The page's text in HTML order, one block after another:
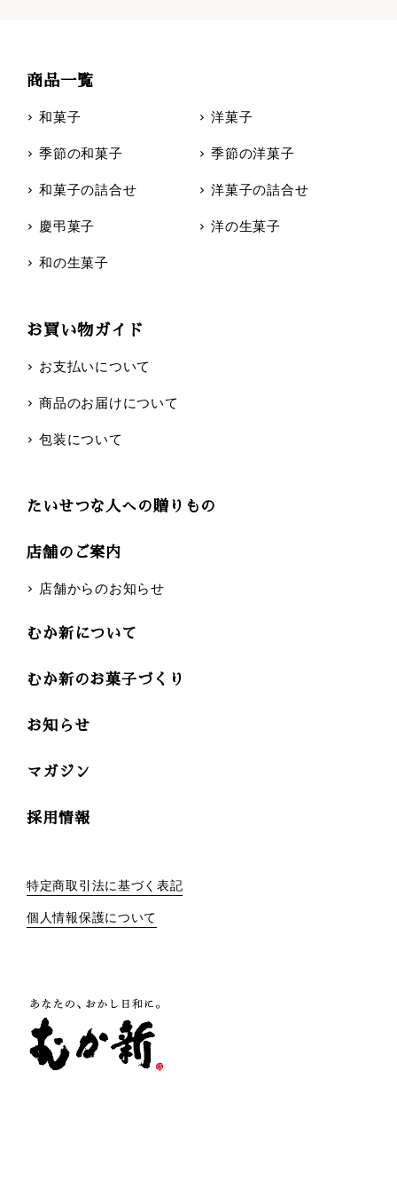
お買い物ガイド
お支払いについて
商品のお届けについて
包装について
たいせつな人への贈りもの
店舗のご案内
店舗からのお知らせ
商品一覧
和菓子 洋菓子
季節の和菓子 季節の洋菓子
和菓子の詰合せ 洋菓子の詰合せ
慶弔菓子 洋の生菓子
和の生菓子
むか新について
むか新のお菓子づくり
お知らせ
マガジン
採用情報
特定商取引法に基づく表記
個人情報保護について